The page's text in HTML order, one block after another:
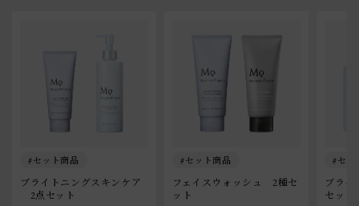
セット商品
ブライトニングスキンケア
2点セット
セット商品
フェイスウォッシュ　2種セ
ット
セッ
ブライ
セット